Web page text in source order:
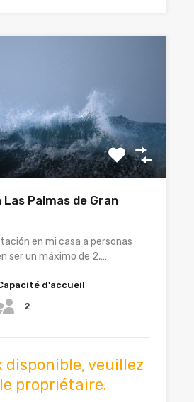
Palmas de Gran
en mi casa a personas
ser un máximo de 2,…
d'accueil
2
veuillez
propriétaire.